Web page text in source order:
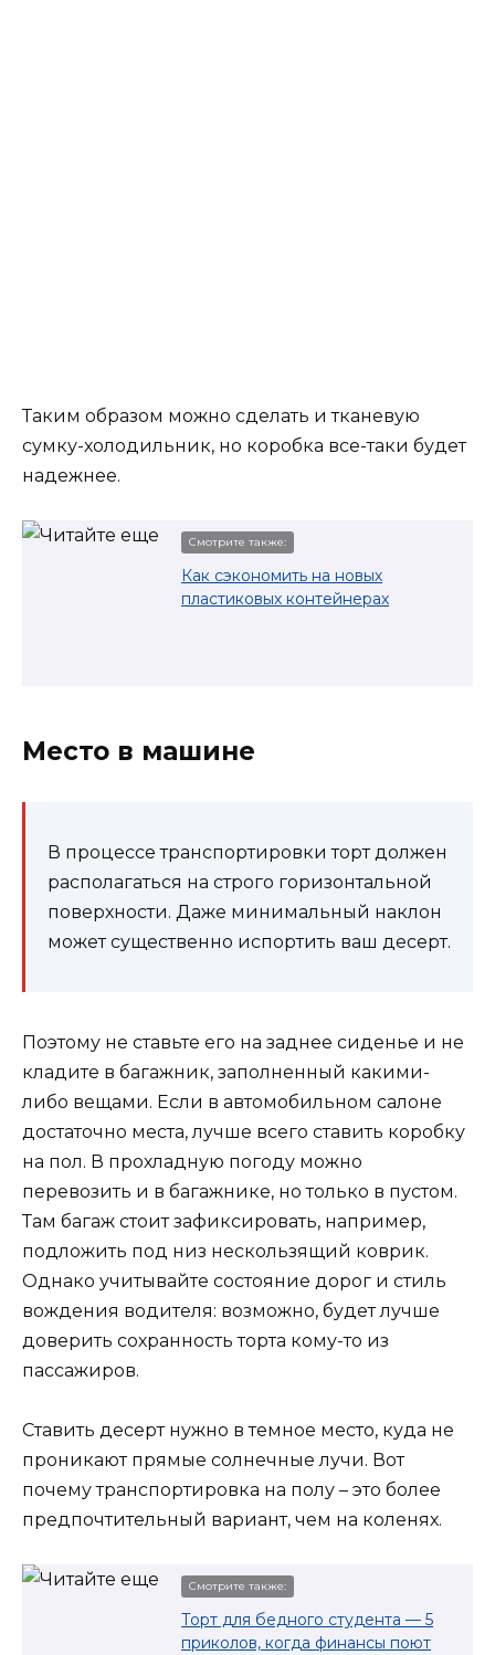
Таким образом можно сделать и тканевую
сумку-холодильник, но коробка все-таки будет
надежнее.
Смотрите также:
Как сэкономить на новых
пластиковых контейнерах
Место в машине
В процессе транспортировки торт должен
располагаться на строго горизонтальной
поверхности. Даже минимальный наклон
может существенно испортить ваш десерт.
Поэтому не ставьте его на заднее сиденье и не
кладите в багажник, заполненный какими-
либо вещами. Если в автомобильном салоне
достаточно места, лучше всего ставить коробку
на пол. В прохладную погоду можно
перевозить и в багажнике, но только в пустом.
Там багаж стоит зафиксировать, например,
подложить под низ нескользящий коврик.
Однако учитывайте состояние дорог и стиль
вождения водителя: возможно, будет лучше
доверить сохранность торта кому-то из
пассажиров.
Ставить десерт нужно в темное место, куда не
проникают прямые солнечные лучи. Вот
почему транспортировка на полу – это более
предпочтительный вариант, чем на коленях.
Смотрите также:
Торт для бедного студента — 5
приколов, когда финансы поют